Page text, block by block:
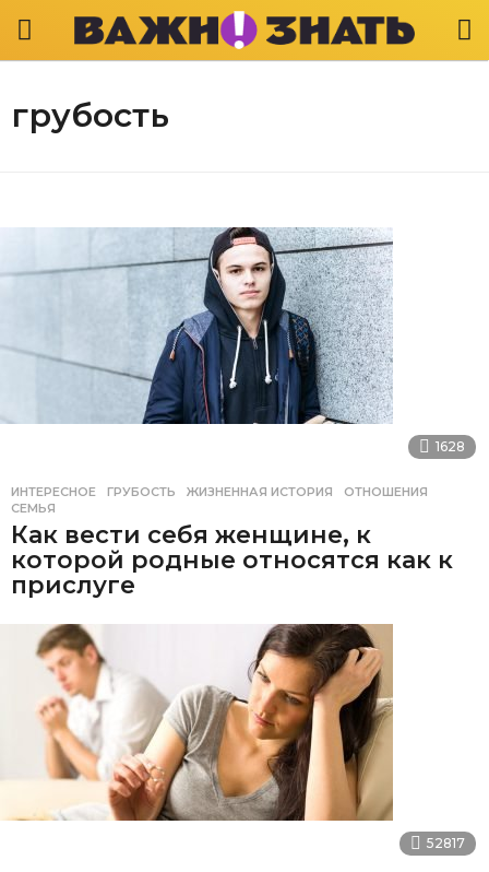
грубость
1628
ИНТЕРЕСНОЕ ГРУБОСТЬ ,ЖИЗНЕННАЯ ИСТОРИЯ ,ОТНОШЕНИЯ
СЕМЬЯ
Как вести себя женщине, к
которой родные относятся как к
прислуге
52817